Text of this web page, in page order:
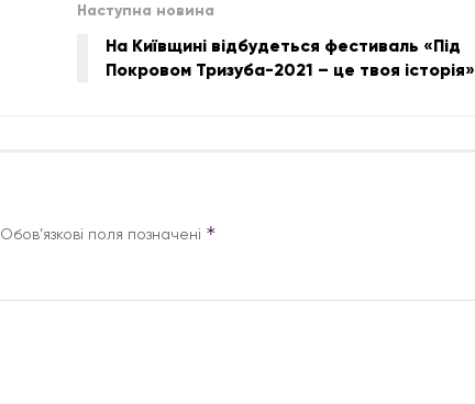
Наступна новина
На Київщині відбудеться фестиваль «Під
Покровом Тризуба-2021 – це твоя історія»
Обов’язкові поля позначені *